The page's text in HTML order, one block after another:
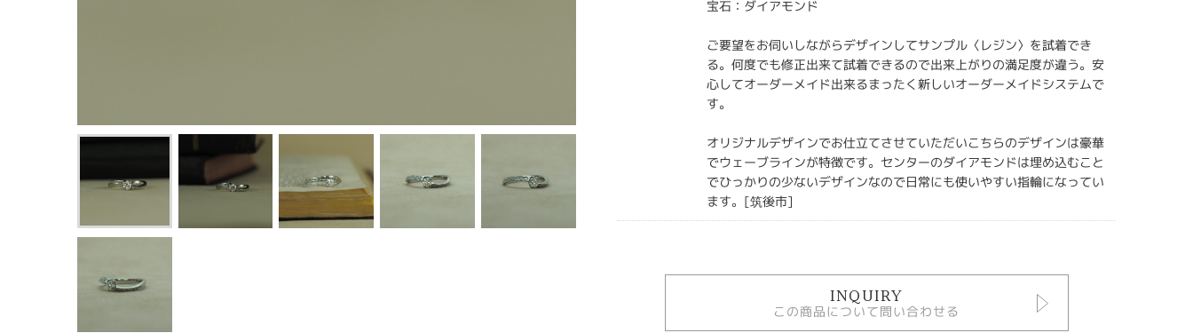
宝石：ダイアモンド
ご要望をお伺いしながらデザインしてサンプル〈レジン〉を試着でき
る。何度でも修正出来て試着できるので出来上がりの満足度が違う。安
心してオーダーメイド出来るまったく新しいオーダーメイドシステムで
す。
オリジナルデザインでお仕立てさせていただいこちらのデザインは豪華
でウェーブラインが特徴です。センターのダイアモンドは埋め込むこと
でひっかりの少ないデザインなので日常にも使いやすい指輪になってい
ます。[筑後市]
INQUIRY
この商品について問い合わせる